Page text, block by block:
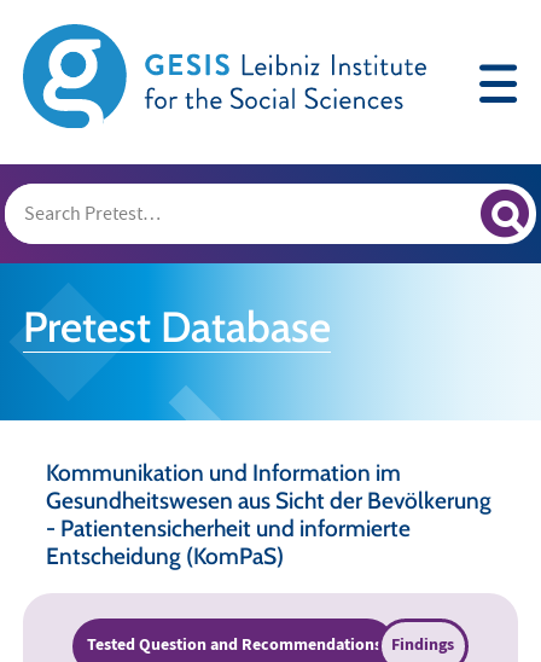
Pretest Database
Kommunikation und Information im
Gesundheitswesen aus Sicht der Bevölkerung
- Patientensicherheit und informierte
Entscheidung (KomPaS)
Tested Question and Recommendations Findings